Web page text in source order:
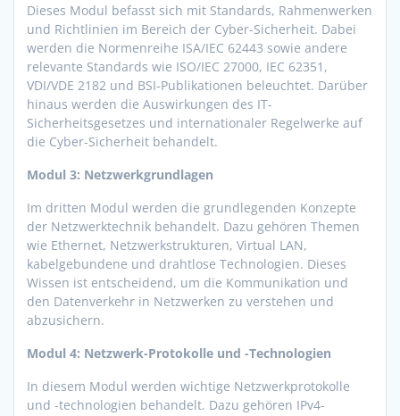
Dieses Modul befasst sich mit Standards, Rahmenwerken
und Richtlinien im Bereich der Cyber-Sicherheit. Dabei
werden die Normenreihe ISA/IEC 62443 sowie andere
relevante Standards wie ISO/IEC 27000, IEC 62351,
VDI/VDE 2182 und BSI-Publikationen beleuchtet. Darüber
hinaus werden die Auswirkungen des IT-
Sicherheitsgesetzes und internationaler Regelwerke auf
die Cyber-Sicherheit behandelt.
Modul 3: Netzwerkgrundlagen
Im dritten Modul werden die grundlegenden Konzepte
der Netzwerktechnik behandelt. Dazu gehören Themen
wie Ethernet, Netzwerkstrukturen, Virtual LAN,
kabelgebundene und drahtlose Technologien. Dieses
Wissen ist entscheidend, um die Kommunikation und
den Datenverkehr in Netzwerken zu verstehen und
abzusichern.
Modul 4: Netzwerk-Protokolle und -Technologien
In diesem Modul werden wichtige Netzwerkprotokolle
und -technologien behandelt. Dazu gehören IPv4-